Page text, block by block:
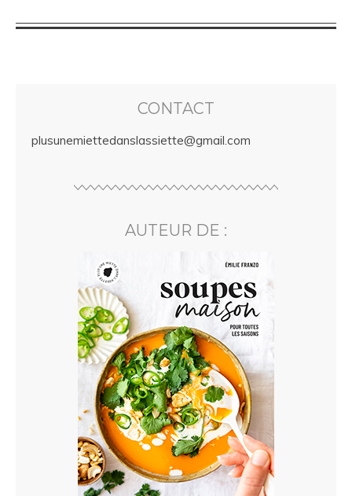
CONTACT
plusunemiettedanslassiette@gmail.com
AUTEUR DE :